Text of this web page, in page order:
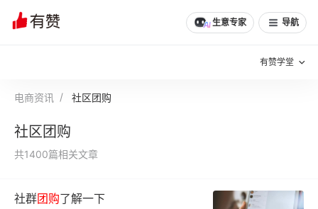
生意专家 导航
有赞学堂
私域日历
有赞成功案例
电商资讯 社区团购
社区团购
共1400篇相关文章
社群团购了解一下